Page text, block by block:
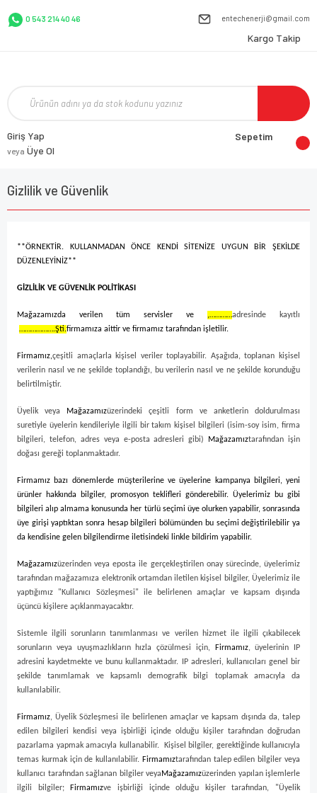
0 543 214 40 46 entechenerji@gmail.com
Kargo Takip
Giriş Yap
veya Üye Ol
Sepetim
Gizlilik ve Güvenlik
**ÖRNEKTİR. KULLANMADAN ÖNCE KENDİ SİTENİZE UYGUN BİR ŞEKİLDE
DÜZENLEYİNİZ**
GİZLİLİK VE GÜVENLİK POLİTİKASI
Mağazamızda verilen tüm servisler ve ,…………adresinde kayıtlı
……………….Şti.firmamıza aittir ve firmamız tarafından işletilir.
Firmamız,çeşitli amaçlarla kişisel veriler toplayabilir. Aşağıda, toplanan kişisel
verilerin nasıl ve ne şekilde toplandığı, bu verilerin nasıl ve ne şekilde korunduğu
belirtilmiştir.
Üyelik veya Mağazamızüzerindeki çeşitli form ve anketlerin doldurulması
suretiyle üyelerin kendileriyle ilgili bir takım kişisel bilgileri (isim-soy isim, firma
bilgileri, telefon, adres veya e-posta adresleri gibi)
Mağazamıztarafından işin
doğası gereği toplanmaktadır.
Firmamız bazı dönemlerde müşterilerine ve üyelerine kampanya bilgileri, yeni
ürünler hakkında bilgiler, promosyon teklifleri gönderebilir. Üyelerimiz bu gibi
bilgileri alıp almama konusunda her türlü seçimi üye olurken yapabilir, sonrasında
üye girişi yaptıktan sonra hesap bilgileri bölümünden bu seçimi değiştirilebilir ya
da kendisine gelen bilgilendirme iletisindeki linkle bildirim yapabilir.
Mağazamızüzerinden veya eposta ile gerçekleştirilen onay sürecinde, üyelerimiz
tarafından mağazamıza elektronik ortamdan iletilen kişisel bilgiler, Üyelerimiz ile
yaptığımız "Kullanıcı Sözleşmesi" ile belirlenen amaçlar ve kapsam dışında
üçüncü kişilere açıklanmayacaktır.
Sistemle ilgili sorunların tanımlanması ve verilen hizmet ile ilgili çıkabilecek
sorunların veya uyuşmazlıkların hızla çözülmesi için,
Firmamız, üyelerinin IP
adresini kaydetmekte ve bunu kullanmaktadır. IP adresleri, kullanıcıları genel bir
şekilde tanımlamak ve kapsamlı demografik bilgi toplamak amacıyla da
kullanılabilir.
Firmamız, Üyelik Sözleşmesi ile belirlenen amaçlar ve kapsam dışında da, talep
edilen bilgileri kendisi veya işbirliği içinde olduğu kişiler tarafından doğrudan
pazarlama yapmak amacıyla kullanabilir. Kişisel bilgiler, gerektiğinde kullanıcıyla
temas kurmak için de kullanılabilir. Firmamıztarafından talep edilen bilgiler veya
kullanıcı tarafından sağlanan bilgiler veya Mağazamızüzerinden yapılan işlemlerle
ilgili bilgiler; Firmamızve işbirliği içinde olduğu kişiler tarafından, "Üyelik